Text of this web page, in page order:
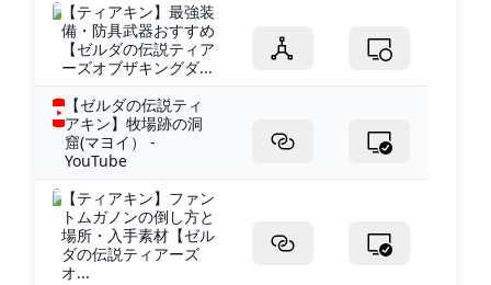
【ティアキン】最強装
備・防具武器おすすめ
【ゼルダの伝説ティア
ーズオブザキングダ...
【ゼルダの伝説ティ
アキン】牧場跡の洞
窟(マヨイ） -
YouTube
【ティアキン】ファン
トムガノンの倒し方と
場所・入手素材【ゼル
ダの伝説ティアーズ
オ...